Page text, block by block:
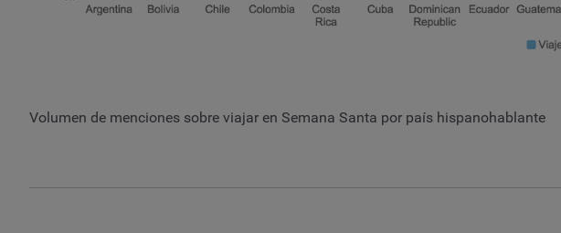
Volumen de menciones sobre viajar en Semana Santa por país hispanohablante